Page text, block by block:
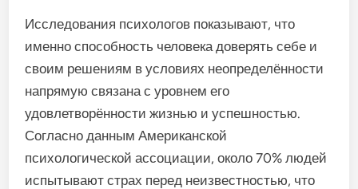
Исследования психологов показывают, что
именно способность человека доверять себе и
своим решениям в условиях неопределённости
напрямую связана с уровнем его
удовлетворённости жизнью и успешностью.
Согласно данным Американской
психологической ассоциации, около 70% людей
испытывают страх перед неизвестностью, что